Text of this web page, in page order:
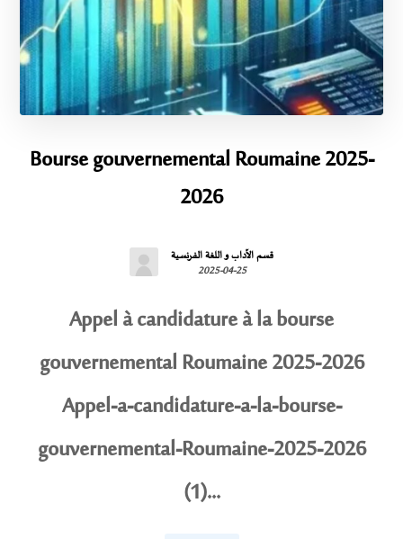
Bourse gouvernemental Roumaine 2025-
2026
قسم الآداب و اللغة الفرنسية
2025-04-25
Appel à candidature à la bourse
gouvernemental Roumaine 2025-2026
Appel-a-candidature-a-la-bourse-
gouvernemental-Roumaine-2025-2026
(1)...